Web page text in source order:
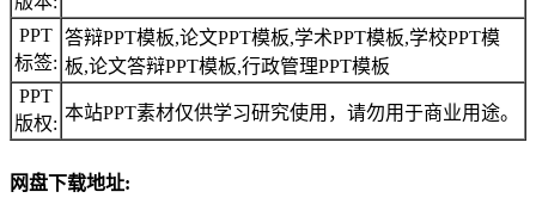
PPT
标签:
答辩PPT模板,论文PPT模板,学术PPT模板,学校PPT模
板,论文答辩PPT模板,行政管理PPT模板
PPT
版权:
本站PPT素材仅供学习研究使用，请勿用于商业用途。
网盘下载地址: